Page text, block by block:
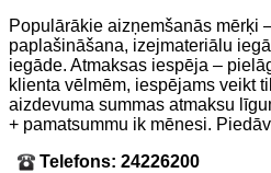
Populārākie aizņemšanās mērķi
paplašināšana, izejmateriālu
iegāde. Atmaksas iespēja –
klienta vēlmēm, iespējams veikt
aizdevuma summas atmaksu
+ pamatsummu ik mēnesi.
Telefons: 24226200